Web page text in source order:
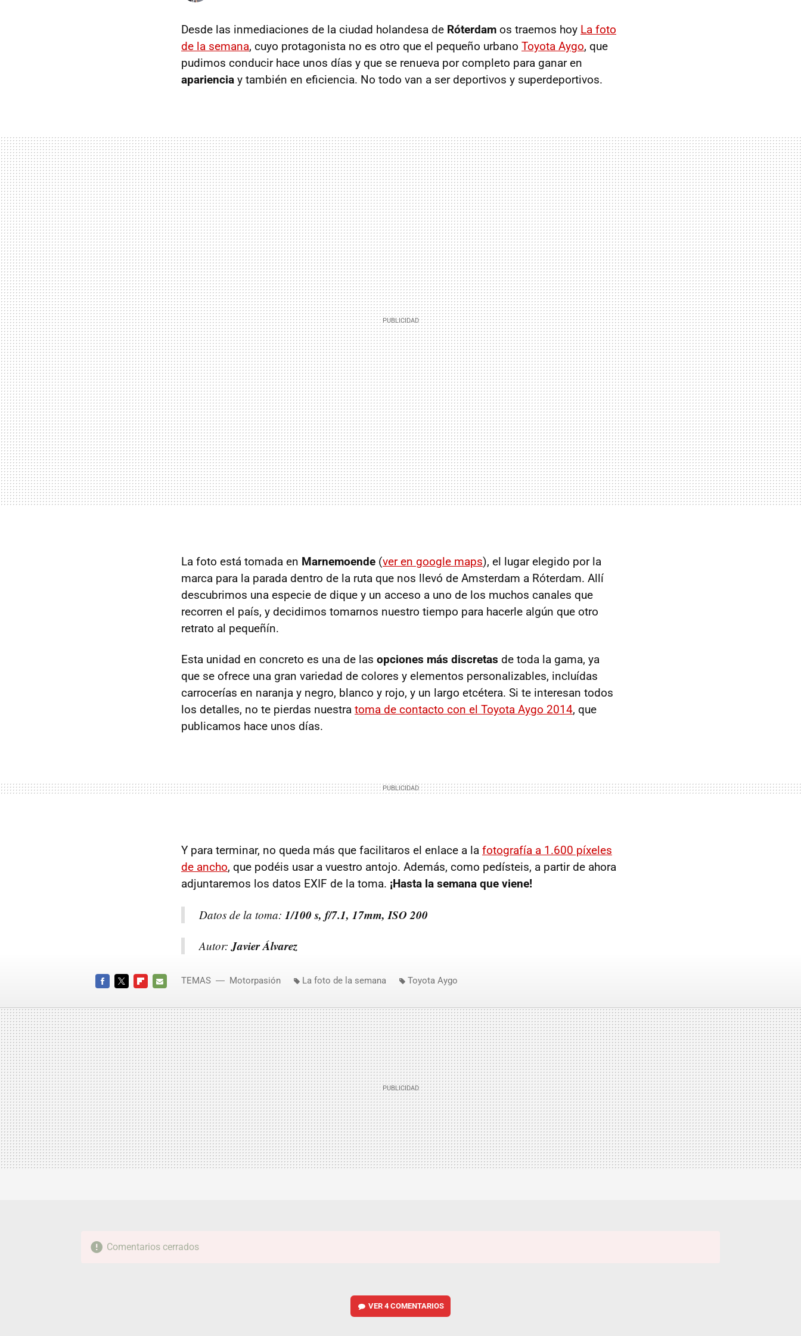
Desde las inmediaciones de la ciudad holandesa de Róterdam os traemos hoy La foto
de la semana, cuyo protagonista no es otro que el pequeño urbano Toyota Aygo, que
pudimos conducir hace unos días y que se renueva por completo para ganar en
apariencia y también en eficiencia. No todo van a ser deportivos y superdeportivos.
La foto está tomada en Marnemoende (ver en google maps), el lugar elegido por la
marca para la parada dentro de la ruta que nos llevó de Amsterdam a Róterdam. Allí
descubrimos una especie de dique y un acceso a uno de los muchos canales que
recorren el país, y decidimos tomarnos nuestro tiempo para hacerle algún que otro
retrato al pequeñín.
Esta unidad en concreto es una de las opciones más discretas de toda la gama, ya
que se ofrece una gran variedad de colores y elementos personalizables, incluídas
carrocerías en naranja y negro, blanco y rojo, y un largo etcétera. Si te interesan todos
los detalles, no te pierdas nuestra toma de contacto con el Toyota Aygo 2014, que
publicamos hace unos días.
Y para terminar, no queda más que facilitaros el enlace a la fotografía a 1.600 píxeles
de ancho, que podéis usar a vuestro antojo. Además, como pedísteis, a partir de ahora
adjuntaremos los datos EXIF de la toma. ¡Hasta la semana que viene!
Datos de la toma: 1/100 s, f/7.1, 17mm, ISO 200
Autor:Javier Álvarez
MAIL
TEMAS Motorpasión La foto de la semana Toyota Aygo
Comentarios cerrados
VER4 COMENTARIOS